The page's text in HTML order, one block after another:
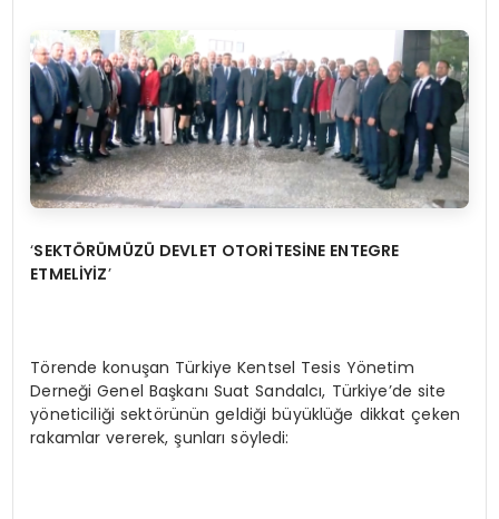
‘SEKTÖRÜMÜZÜ DEVLET OTORİTESİNE ENTEGRE
ETMELİYİZ’
Törende konuşan Türkiye Kentsel Tesis Yönetim
Derneği Genel Başkanı Suat Sandalcı, Türkiye’de site
yöneticiliği sektörünün geldiği büyüklüğe dikkat çeken
rakamlar vererek, şunları söyledi: